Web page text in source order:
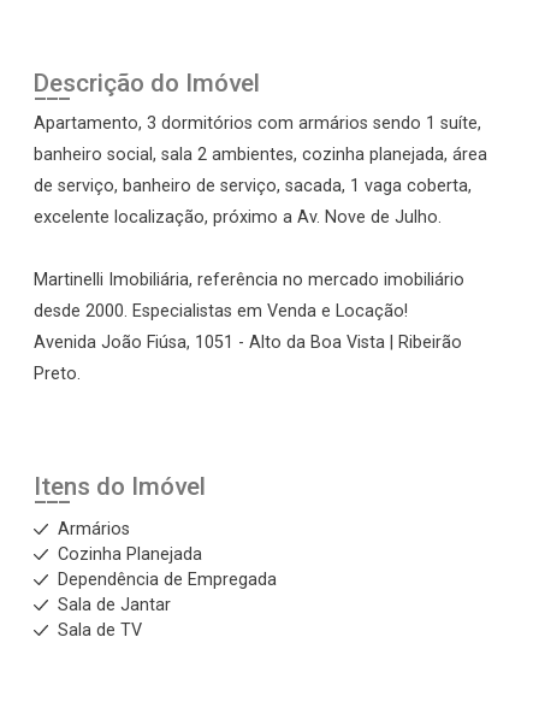
Descrição do Imóvel
Apartamento, 3 dormitórios com armários sendo 1 suíte,
banheiro social, sala 2 ambientes, cozinha planejada, área
de serviço, banheiro de serviço, sacada, 1 vaga coberta,
excelente localização, próximo a Av. Nove de Julho.
Martinelli Imobiliária, referência no mercado imobiliário
desde 2000. Especialistas em Venda e Locação!
Avenida João Fiúsa, 1051 - Alto da Boa Vista | Ribeirão
Preto.
Itens do Imóvel
Armários
Cozinha Planejada
Dependência de Empregada
Sala de Jantar
Sala de TV